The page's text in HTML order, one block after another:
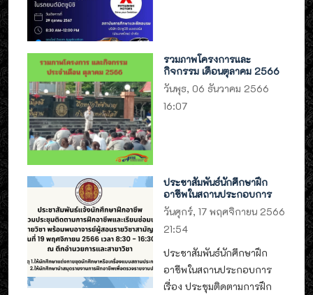
รวมภาพโครงการและ
กิจกรรม เดือนตุลาคม 2566
วันพุธ, 06 ธันวาคม 2566
16:07
ประชาสัมพันธ์นักศึกษาฝึก
อาชีพในสถานประกอบการ
วันศุกร์, 17 พฤศจิกายน 2566
21:54
ประชาสัมพันธ์นักศึกษาฝึก
อาชีพในสถานประกอบการ
เรื่อง ประชุมติดตามการฝึก